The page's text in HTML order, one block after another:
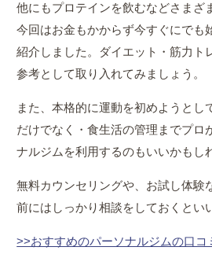
他にもプロテインを飲むなどさまざ
今回はお金もかからず今すぐにでも
紹介しました。ダイエット・筋力ト
参考として取り入れてみましょう。
また、本格的に運動を初めようとし
だけでなく・食生活の管理までプロ
ナルジムを利用するのもいいかもし
無料カウンセリングや、お試し体験
前にはしっかり相談をしておくとい
>>おすすめのパーソナルジムの口コ